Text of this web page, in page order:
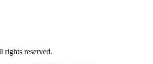
rights reserved.